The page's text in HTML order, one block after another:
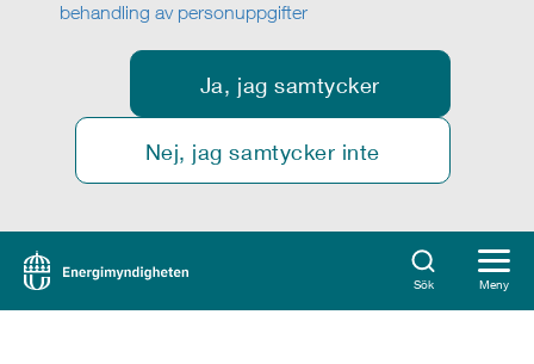
behandling av personuppgifter
Ja, jag samtycker
Nej, jag samtycker inte
Sök Meny